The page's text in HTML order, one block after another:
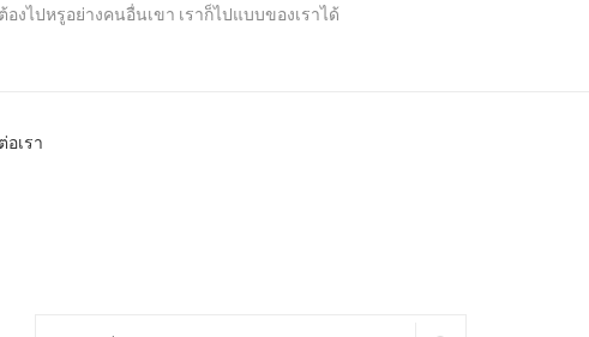
ไปหรูอย่างคนอื่นเขา เราก็ไปแบบของเราได้
อเรา